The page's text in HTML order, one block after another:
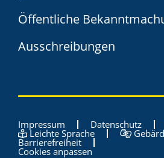
Öffentliche
Ausschreibungen
Impressum Datenschutz
Leichte Sprache
Barrierefreiheit
Cookies anpassen